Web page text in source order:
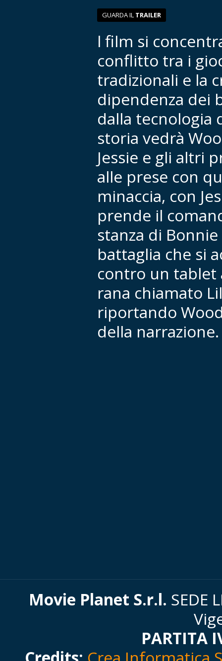
GUARDA IL TRAILER
l film si
conflitto tra i
tradizionali e la
dipendenza dei
dalla tecnologia
storia vedrà
Jessie e gli altri
alle prese con
minaccia, con
prende il
stanza di Bonnie
battaglia che si
contro un tablet
rana chiamato
riportando
della narrazione.
Movie Planet S.r.l. SEDE
PARTITA